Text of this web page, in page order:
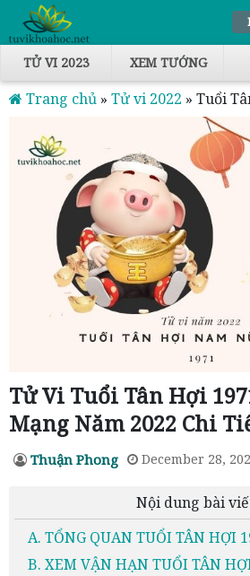
TỬ VI 2023 XEM TƯỚNG
Trang chủ » Tử vi 2022 » Tuổi
Tử Vi Tuổi Tân Hợi
Mạng Năm 2022 Chi
Thuận Phong December 28,
Nội dung bài
A. TỔNG QUAN TUỔI TÂN HỢI
B. XEM VẬN HẠN TUỔI TÂN